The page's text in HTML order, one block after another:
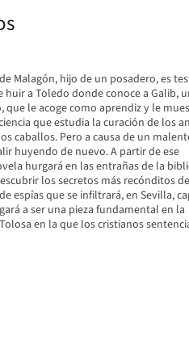
Malagón, hijo de un posadero, es
huir a Toledo donde conoce a Galib,
le acoge como aprendiz y le
que estudia la curación de los
caballos. Pero a causa de un
huyendo de nuevo. A partir de ese
hurgará en las entrañas de la
los secretos más recónditos
espías que se infiltrará, en Sevilla,
a ser una pieza fundamental en la
en la que los cristianos